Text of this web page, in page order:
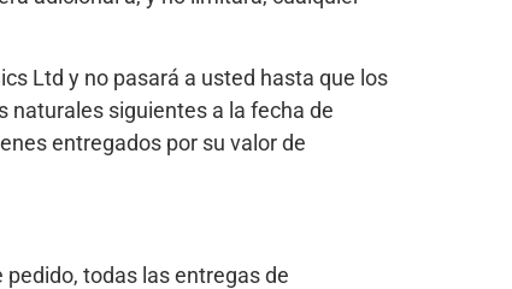
Ltd y no pasará a usted hasta que los
naturales siguientes a la fecha de
entregados por su valor de
todas las entregas de